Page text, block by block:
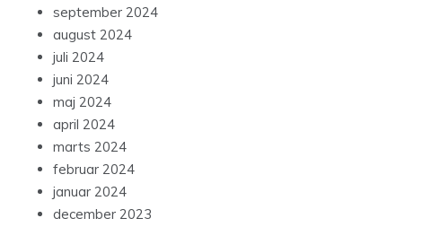
september 2024
august 2024
juli 2024
juni 2024
maj 2024
april 2024
marts 2024
februar 2024
januar 2024
december 2023